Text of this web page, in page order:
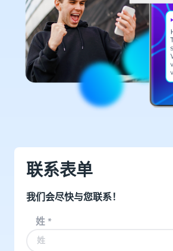
联系表单
我们会尽快与您联系！
姓*